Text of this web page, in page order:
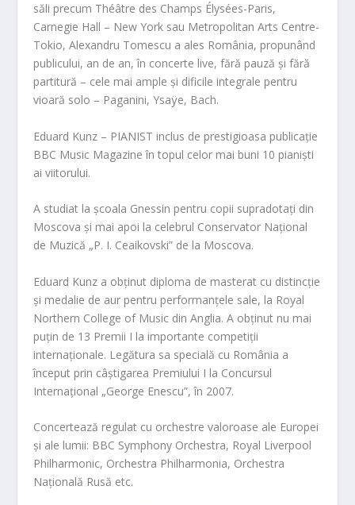
săli precum Théâtre des Champs Élysées-Paris,
Carnegie Hall – New York sau Metropolitan Arts Centre-
Tokio, Alexandru Tomescu a ales România, propunând
publicului, an de an, în concerte live, fără pauză și fără
partitură – cele mai ample și dificile integrale pentru
vioară solo – Paganini, Ysaÿe, Bach.
Eduard Kunz – PIANIST inclus de prestigioasa publicație
BBC Music Magazine în topul celor mai buni 10 pianiști
ai viitorului.
A studiat la școala Gnessin pentru copii supradotați din
Moscova și mai apoi la celebrul Conservator Național
de Muzică „P. I. Ceaikovski” de la Moscova.
Eduard Kunz a obținut diploma de masterat cu distincție
și medalie de aur pentru performanțele sale, la Royal
Northern College of Music din Anglia. A obținut nu mai
puțin de 13 Premii I la importante competiții
internaționale. Legătura sa specială cu România a
început prin câștigarea Premiului I la Concursul
Internațional „George Enescu”, în 2007.
Concertează regulat cu orchestre valoroase ale Europei
și ale lumii: BBC Symphony Orchestra, Royal Liverpool
Philharmonic, Orchestra Philharmonia, Orchestra
Națională Rusă etc.